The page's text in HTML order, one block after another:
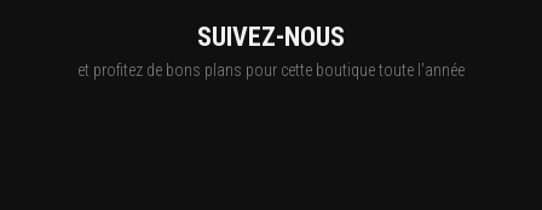
SUIVEZ-NOUS
et profitez de bons plans pour cette boutique toute l'année